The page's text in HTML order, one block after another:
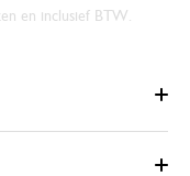
en inclusief BTW.